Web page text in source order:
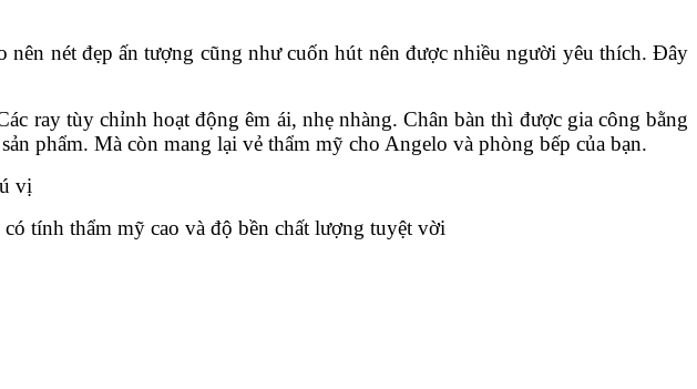
nét đẹp ấn tượng cũng như cuốn hút nên được nhiều người yêu thích. Đây
ray tùy chỉnh hoạt động êm ái, nhẹ nhàng. Chân bàn thì được gia công bằng
phẩm. Mà còn mang lại vẻ thẩm mỹ cho Angelo và phòng bếp của bạn.
vị
tính thẩm mỹ cao và độ bền chất lượng tuyệt vời